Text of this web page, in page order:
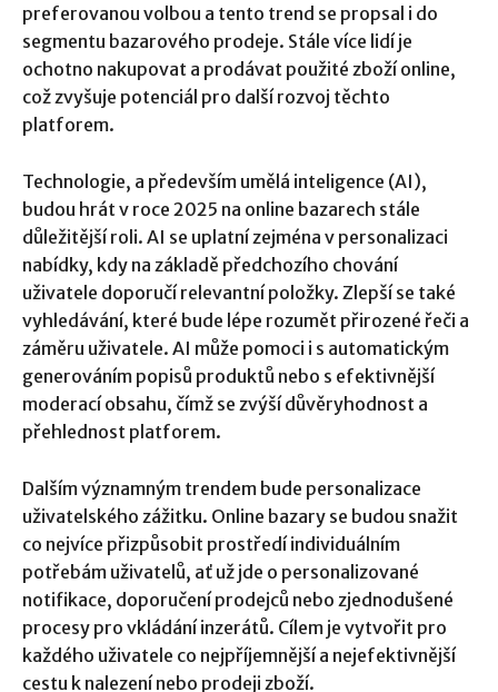
preferovanou volbou a tento trend se propsal i do
segmentu bazarového prodeje. Stále více lidí je
ochotno nakupovat a prodávat použité zboží online,
což zvyšuje potenciál pro další rozvoj těchto
platforem.
Technologie, a především umělá inteligence (AI),
budou hrát v roce 2025 na online bazarech stále
důležitější roli. AI se uplatní zejména v personalizaci
nabídky, kdy na základě předchozího chování
uživatele doporučí relevantní položky. Zlepší se také
vyhledávání, které bude lépe rozumět přirozené řeči a
záměru uživatele. AI může pomoci i s automatickým
generováním popisů produktů nebo s efektivnější
moderací obsahu, čímž se zvýší důvěryhodnost a
přehlednost platforem.
Dalším významným trendem bude personalizace
uživatelského zážitku. Online bazary se budou snažit
co nejvíce přizpůsobit prostředí individuálním
potřebám uživatelů, ať už jde o personalizované
notifikace, doporučení prodejců nebo zjednodušené
procesy pro vkládání inzerátů. Cílem je vytvořit pro
každého uživatele co nejpříjemnější a nejefektivnější
cestu k nalezení nebo prodeji zboží.